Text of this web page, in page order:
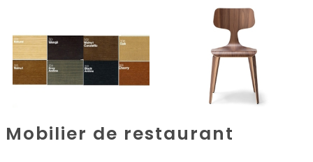
Mobilier de restaurant